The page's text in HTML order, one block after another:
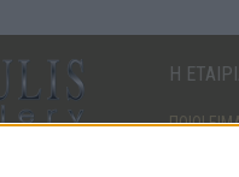
Η
ΠΟΙΟΙ
ΤΑ